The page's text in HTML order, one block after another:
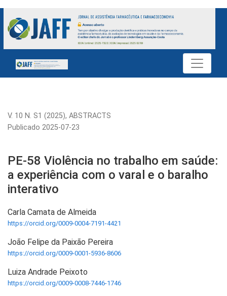
PE-58 Violência no trabalho em saúde: a experiência com o
V. 10 N. S1 (2025), ABSTRACTS
PE-58 Violência no trabalho em saúde:
a experiência com o varal e o baralho
interativo
Publicado 2025-07-23
Carla Camata de Almeida
https://orcid.org/0009-0004-7191-4421
João Felipe da Paixão Pereira
https://orcid.org/0009-0001-5936-8606
Luiza Andrade Peixoto
https://orcid.org/0009-0008-7446-1746